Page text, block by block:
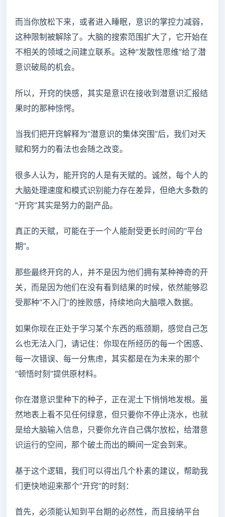
而当你放松下来，或者进入睡眠，意识的掌控力减弱，
这种限制被解除了。大脑的搜索范围扩大了，它开始在
不相关的领域之间建立联系。这种“发散性思维”给了潜
意识破局的机会。
所以，开窍的快感，其实是意识在接收到潜意识汇报结
果时的那种惊愕。
当我们把开窍解释为“潜意识的集体突围”后，我们对天
赋和努力的看法也会随之改变。
很多人认为，能开窍的人是有天赋的。诚然，每个人的
大脑处理速度和模式识别能力存在差异，但绝大多数的
“开窍”其实是努力的副产品。
真正的天赋，可能在于一个人能耐受更长时间的“平台
期”。
那些最终开窍的人，并不是因为他们拥有某种神奇的开
关，而是因为他们在没有看到结果的时候，依然能够忍
受那种“不入门”的挫败感，持续地向大脑喂入数据。
如果你现在正处于学习某个东西的瓶颈期，感觉自己怎
么也无法入门，请记住：你现在所经历的每一个困惑、
每一次错误、每一分焦虑，其实都是在为未来的那个
“顿悟时刻”提供原材料。
你在潜意识里种下的种子，正在泥土下悄悄地发根。虽
然地表上看不见任何绿意，但只要你不停止浇水，也就
是给大脑输入信息，只要你允许自己偶尔放松，给潜意
识运行的空间，那个破土而出的瞬间一定会到来。
基于这个逻辑，我们可以得出几个朴素的建议，帮助我
们更快地迎来那个“开窍”的时刻：
首先，必须能认知到平台期的必然性，而且接纳平台